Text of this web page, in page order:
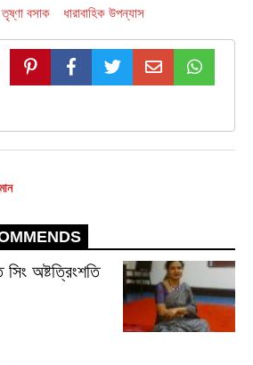
তৃষ্ণা বসাক ধারাবাহিক উপন্যাস
অষ্টত্রিংশতি